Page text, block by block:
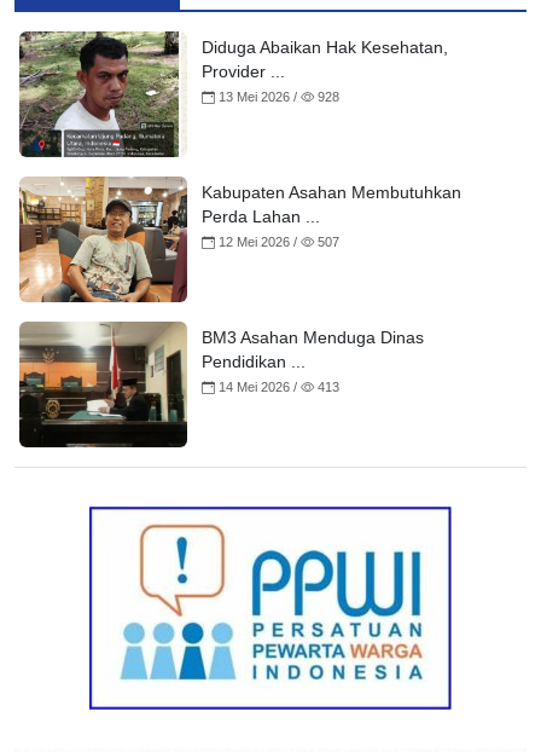
Diduga Abaikan Hak Kesehatan,
Provider ...
13 Mei 2026 / 928
Kabupaten Asahan Membutuhkan
Perda Lahan ...
12 Mei 2026 / 507
BM3 Asahan Menduga Dinas
Pendidikan ...
14 Mei 2026 / 413